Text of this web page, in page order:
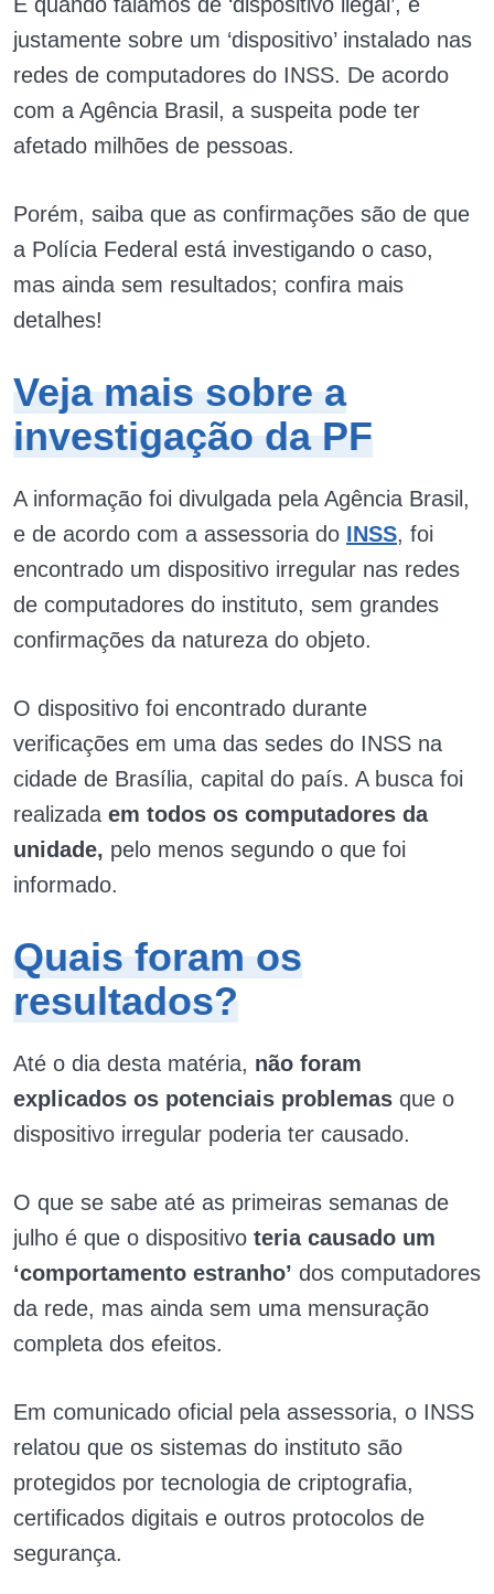
justamente sobre um ‘dispositivo’ instalado nas
redes de computadores do INSS. De acordo
com a Agência Brasil, a suspeita pode ter
afetado milhões de pessoas.
Porém, saiba que as confirmações são de que
a Polícia Federal está investigando o caso,
mas ainda sem resultados; confira mais
detalhes!
Veja mais sobre a
investigação da PF
A informação foi divulgada pela Agência Brasil,
e de acordo com a assessoria do INSS, foi
encontrado um dispositivo irregular nas redes
de computadores do instituto, sem grandes
confirmações da natureza do objeto.
O dispositivo foi encontrado durante
verificações em uma das sedes do INSS na
cidade de Brasília, capital do país. A busca foi
realizada em todos os computadores da
unidade, pelo menos segundo o que foi
informado.
Quais foram os
resultados?
Até o dia desta matéria, não foram
explicados os potenciais problemas que o
dispositivo irregular poderia ter causado.
O que se sabe até as primeiras semanas de
julho é que o dispositivo teria causado um
‘comportamento estranho’ dos computadores
da rede, mas ainda sem uma mensuração
completa dos efeitos.
Em comunicado oficial pela assessoria, o INSS
relatou que os sistemas do instituto são
protegidos por tecnologia de criptografia,
certificados digitais e outros protocolos de
segurança.